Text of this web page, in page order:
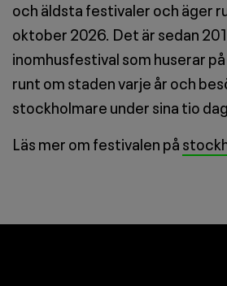
och äldsta festivaler och äger
oktober 2026. Det är sedan
inomhusfestival som huserar
runt om staden varje år och
stockholmare under sina tio
Läs mer om festivalen på